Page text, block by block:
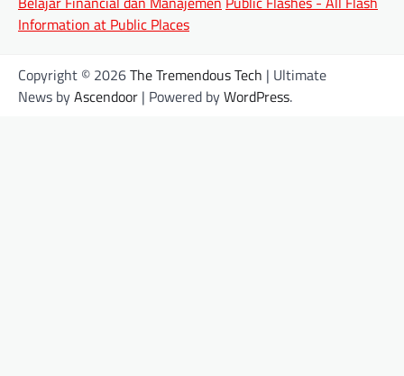
Information at Public Places
Copyright © 2026The Tremendous Tech | Ultimate
News byAscendoor | Powered byWordPress.